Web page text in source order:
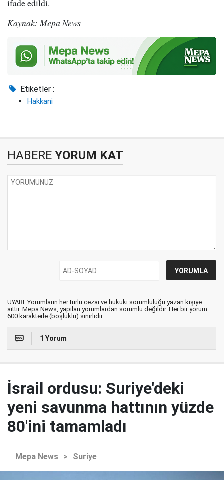
ifade edildi.
Kaynak: Mepa News
Etiketler :
Hakkani
HABERE YORUM KAT
UYARI: Yorumların her türlü cezai ve hukuki sorumluluğu yazan kişiye
aittir. Mepa News, yapılan yorumlardan sorumlu değildir. Her bir yorum
600 karakterle (boşluklu) sınırlıdır.
1 Yorum
İsrail ordusu: Suriye'deki
yeni savunma hattının yüzde
80'ini tamamladı
Mepa News > Suriye